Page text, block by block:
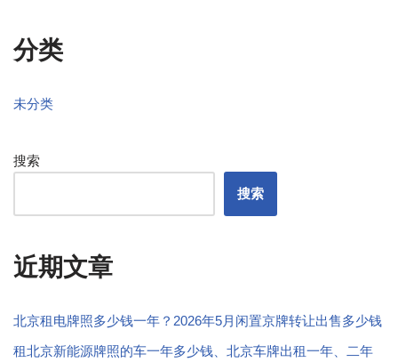
分类
未分类
搜索
搜索
近期文章
北京租电牌照多少钱一年？2026年5月闲置京牌转让出售多少钱
租北京新能源牌照的车一年多少钱、北京车牌出租一年、二年